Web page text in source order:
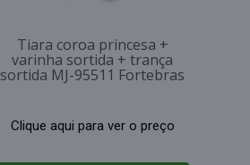
Tiara coroa princesa +
varinha sortida + trança
sortida MJ-95511 Fortebras
Clique aqui para ver o preço